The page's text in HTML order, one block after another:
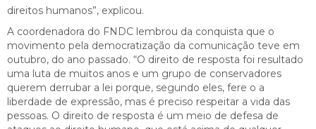
direitos humanos”, explicou.
A coordenadora do FNDC lembrou da conquista que o
movimento pela democratização da comunicação teve em
outubro, do ano passado. “O direito de resposta foi resultado
uma luta de muitos anos e um grupo de conservadores
querem derrubar a lei porque, segundo eles, fere o a
liberdade de expressão, mas é preciso respeitar a vida das
pessoas. O direito de resposta é um meio de defesa de